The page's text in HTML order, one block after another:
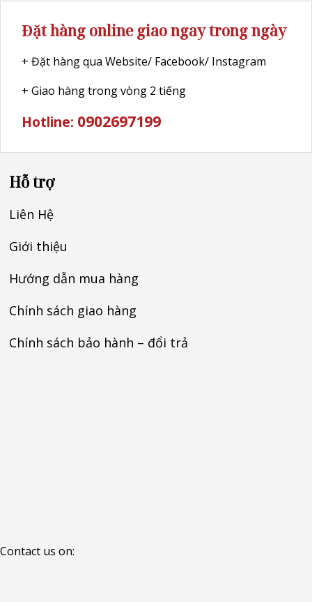
Đặt hàng online giao ngay trong ngày
+ Đặt hàng qua Website/ Facebook/ Instagram
+ Giao hàng trong vòng 2 tiếng
Hotline: 0902697199
Hỗ trợ
Liên Hệ
Giới thiệu
Hướng dẫn mua hàng
Chính sách giao hàng
Chính sách bảo hành – đổi trả
Contact us on: